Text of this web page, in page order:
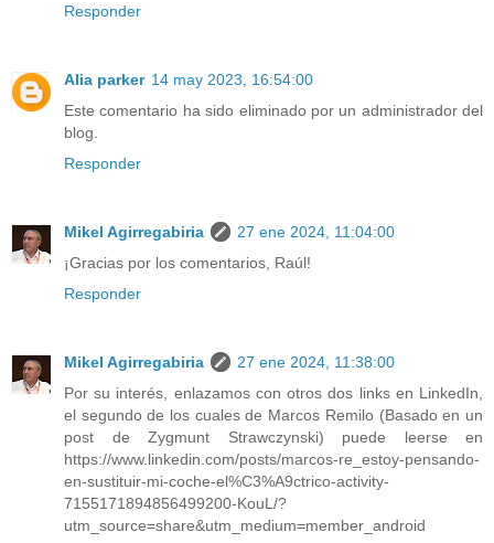
Responder
Alia parker 14 may 2023, 16:54:00
Este comentario ha sido eliminado por un administrador del
blog.
Responder
Mikel Agirregabiria
27 ene 2024, 11:04:00
¡Gracias por los comentarios, Raúl!
Responder
Mikel Agirregabiria
27 ene 2024, 11:38:00
Por su interés, enlazamos con otros dos links en LinkedIn,
el segundo de los cuales de Marcos Remilo (Basado en un
post de Zygmunt Strawczynski) puede leerse en
https://www.linkedin.com/posts/marcos-re_estoy-pensando-
en-sustituir-mi-coche-el%C3%A9ctrico-activity-
7155171894856499200-KouL/?
utm_source=share&utm_medium=member_android